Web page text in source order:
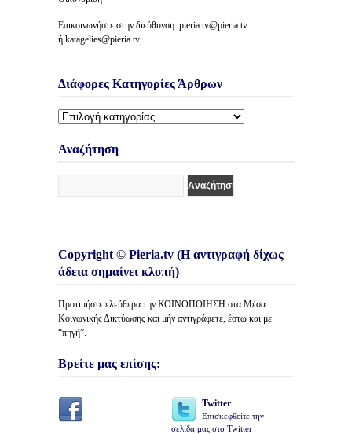
Επικοινωνήστε στην διεύθυνση: pieria.tv@pieria.tv
ή katagelies@pieria.tv
Διάφορες Κατηγορίες Άρθρων
Διάφορες
Άρθρων
Αναζήτηση
Copyright © Pieria.tv (Η αντιγραφή δίχως
άδεια σημαίνει κλοπή)
Προτιμήστε ελεύθερα την ΚΟΙΝΟΠΟΙΗΣΗ στα Μέσα
Κοινωνικής Δικτύωσης και μήν αντιγράφετε, έστω και με
“πηγή”.
Βρείτε μας επίσης:
Twitter
Επισκεφθείτε την
σελίδα μας στο Twitter